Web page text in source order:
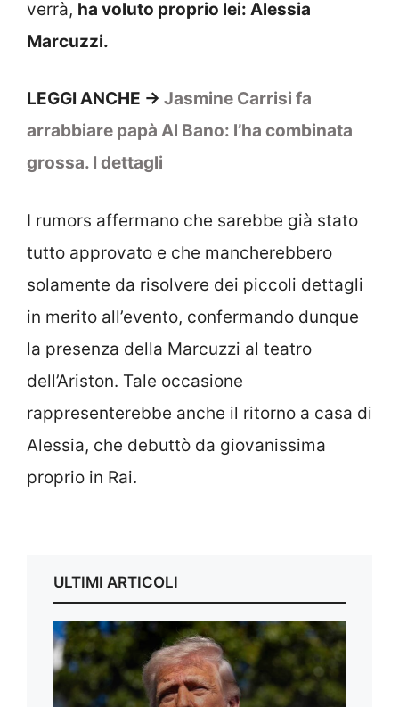
verrà, ha voluto proprio lei: Alessia
Marcuzzi.
LEGGI ANCHE -> Jasmine Carrisi fa
arrabbiare papà Al Bano: l’ha combinata
grossa. I dettagli
I rumors affermano che sarebbe già stato
tutto approvato e che mancherebbero
solamente da risolvere dei piccoli dettagli
in merito all’evento, confermando dunque
la presenza della Marcuzzi al teatro
dell’Ariston. Tale occasione
rappresenterebbe anche il ritorno a casa di
Alessia, che debuttò da giovanissima
proprio in Rai.
ULTIMI ARTICOLI